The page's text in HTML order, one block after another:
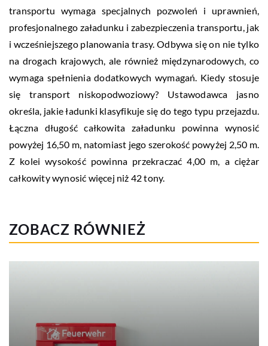
transportu wymaga specjalnych pozwoleń i uprawnień,
profesjonalnego załadunku i zabezpieczenia transportu, jak
i wcześniejszego planowania trasy. Odbywa się on nie tylko
na drogach krajowych, ale również międzynarodowych, co
wymaga spełnienia dodatkowych wymagań. Kiedy stosuje
się transport niskopodwoziowy? Ustawodawca jasno
określa, jakie ładunki klasyfikuje się do tego typu przejazdu.
Łączna długość całkowita załadunku powinna wynosić
powyżej 16,50 m, natomiast jego szerokość powyżej 2,50 m.
Z kolei wysokość powinna przekraczać 4,00 m, a ciężar
całkowity wynosić więcej niż 42 tony.
ZOBACZ RÓWNIEŻ